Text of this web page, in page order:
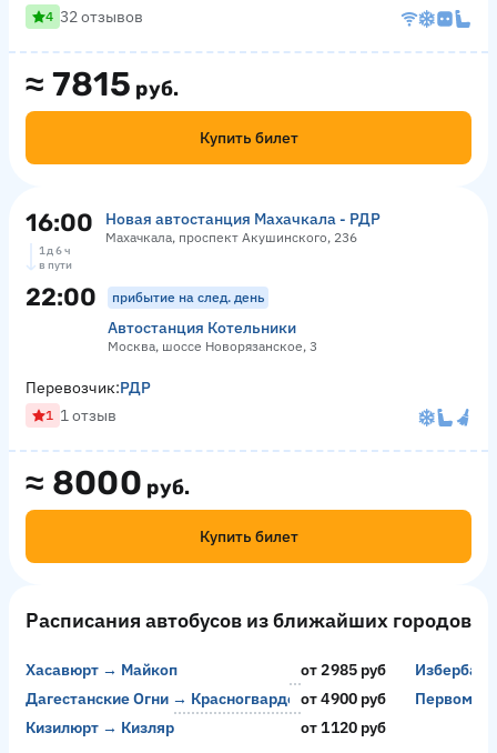
≈ 7815 руб.
Купить билет
4 32 отзывов
16:00 Новая автостанция Махачкала - РДР
Махачкала, проспект Акушинского, 236
1 д 6 ч
в пути
22:00 прибытие на след. день
Автостанция Котельники
Москва, шоссе Новорязанское, 3
≈ 8000 руб.
Купить билет
Перевозчик:РДР
1 1 отзыв
Расписания автобусов из ближайших городов
Хасавюрт → Майкоп от 2985 руб
Дагестанские Огни → Красногвардейскоеот 4900 руб
Кизилюрт → Кизляр
от 1120 руб